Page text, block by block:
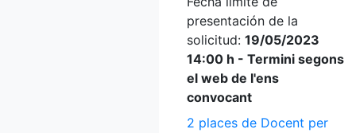
presentación de la
solicitud: 19/05/2023
14:00 h - Termini segons
el web de l'ens
convocant
2 places de Docent per